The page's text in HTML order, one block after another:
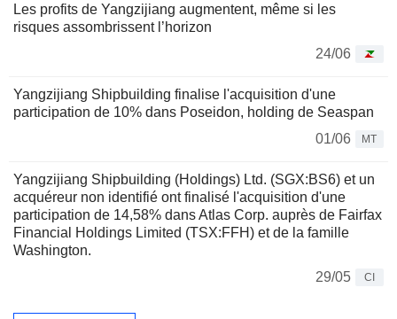
Les profits de Yangzijiang augmentent, même si les
risques assombrissent l’horizon
24/06
Yangzijiang Shipbuilding finalise l'acquisition d'une
participation de 10% dans Poseidon, holding de Seaspan
01/06
MT
Yangzijiang Shipbuilding (Holdings) Ltd. (SGX:BS6) et un
acquéreur non identifié ont finalisé l'acquisition d'une
participation de 14,58% dans Atlas Corp. auprès de Fairfax
Financial Holdings Limited (TSX:FFH) et de la famille
Washington.
29/05
CI